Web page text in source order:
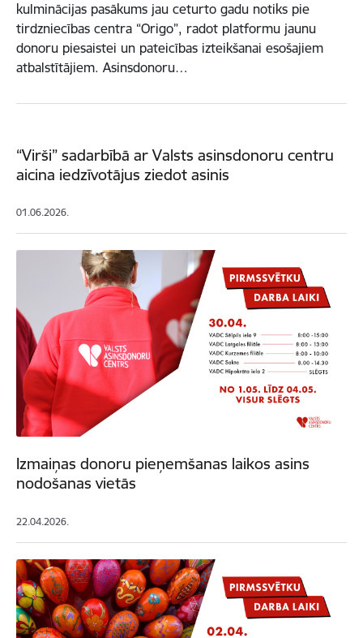
kulminācijas pasākums jau ceturto gadu notiks pie
tirdzniecības centra “Origo”, radot platformu jaunu
donoru piesaistei un pateicības izteikšanai esošajiem
atbalstītājiem. Asinsdonoru…
“Virši” sadarbībā ar Valsts asinsdonoru centru
aicina iedzīvotājus ziedot asinis
01.06.2026.
Izmaiņas donoru pieņemšanas laikos asins
nodošanas vietās
22.04.2026.